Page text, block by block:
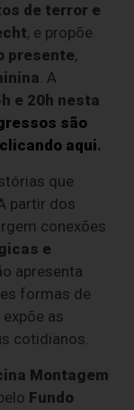
de terror e
, e propõe
presente,
. A
e 20h nesta
são
aqui.
que
partir dos
conexões
e
apresenta
formas de
as
cotidianos.
Montagem
Fundo